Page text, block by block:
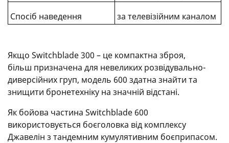
Спосіб наведення
за телевізійним каналом
Якщо Switchblade 300 – це компактна зброя,
більш призначена для невеликих розвідувально-
диверсійних груп, модель 600 здатна знайти та
знищити бронетехніку на значній відстані.
Як бойова частина Switchblade 600
використовується боєголовка від комплексу
Джавелін з тандемним кумулятивним боєприпасом.